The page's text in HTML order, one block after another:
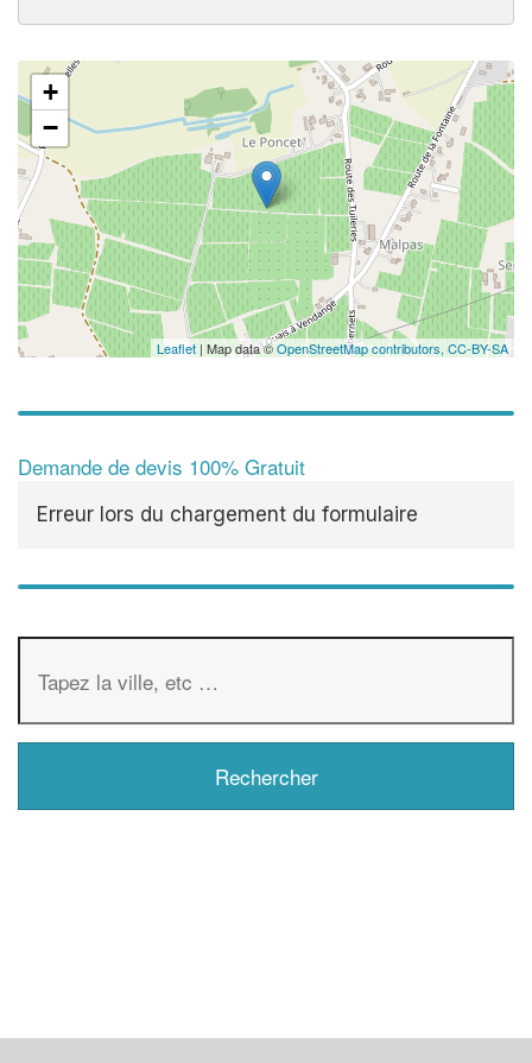
+
−
Leaflet | Map data ©OpenStreetMap contributors, CC-BY-SA
Demande de devis 100% Gratuit
Erreur lors du chargement du formulaire